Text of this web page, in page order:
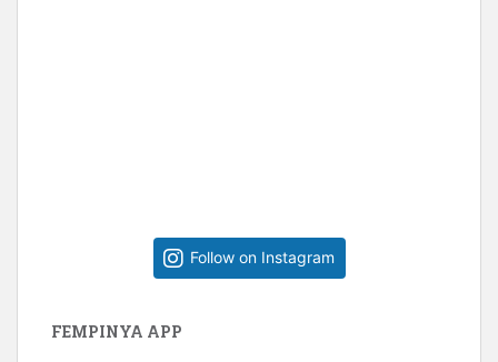
Follow on Instagram
FEMPINYA APP